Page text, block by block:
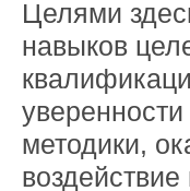
Целями
навыков
методики,